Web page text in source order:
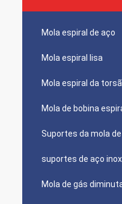
Mola espiral de aço
Mola espiral lisa
Mola espiral da
Mola de bobina
Suportes da mola
suportes de aço
Mola de gás